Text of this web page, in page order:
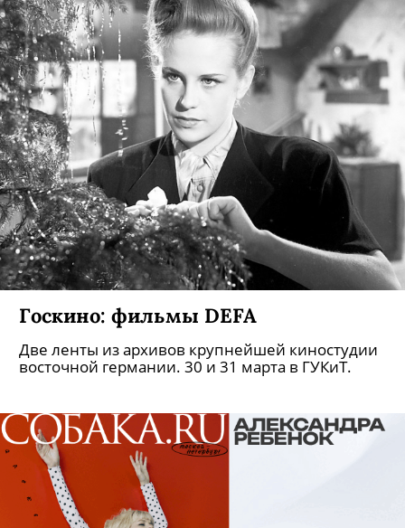
Госкино: фильмы DEFA
Две ленты из архивов крупнейшей киностудии
восточной германии. 30 и 31 марта в ГУКиТ.